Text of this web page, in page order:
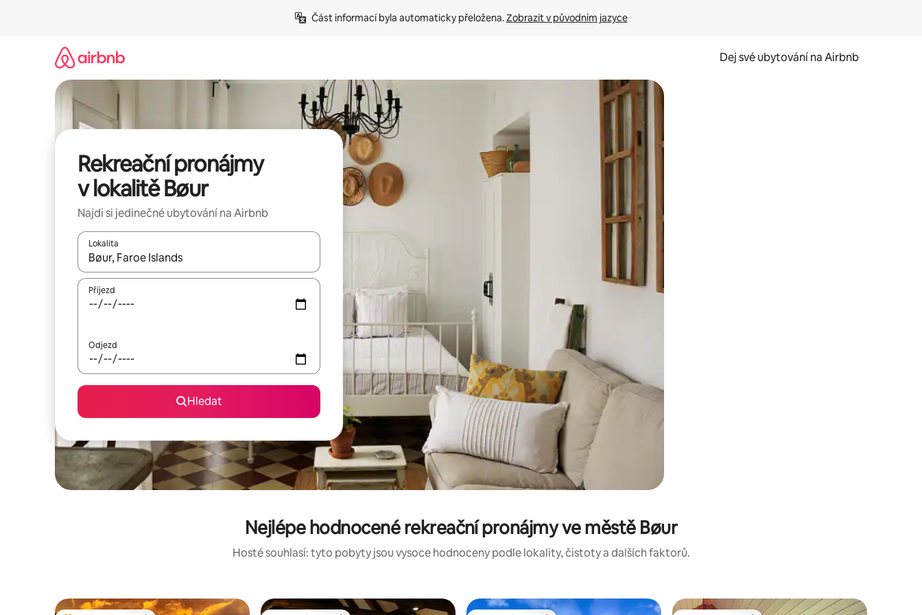
Část informací byla automaticky přeložena. Zobrazit v původním jazyce
Dej své ubytování na Airbnb
Rekreační pronájmy
v lokalitě Bøur
Najdi si jedinečné ubytování na Airbnb
Lokalita
Až budou výsledky k dispozici, můžeš si je procházet pomocí šipek nahoru a dolů, dotykem nebo přejetím prstem.
Příjezd
Odjezd
Hledat
Nejlépe hodnocené rekreační pronájmy ve městě Bøur
Hosté souhlasí: tyto pobyty jsou vysoce hodnoceny podle lokality, čistoty a dalších faktorů.